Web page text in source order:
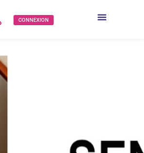
CONNEXION